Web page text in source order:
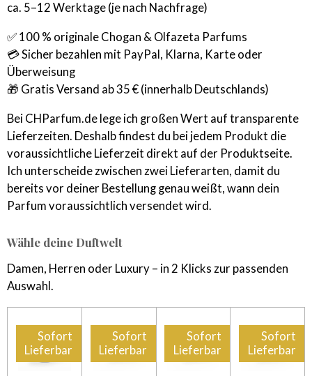
ca. 5–12 Werktage (je nach Nachfrage)
✅ 100 % originale Chogan & Olfazeta Parfums
💳 Sicher bezahlen mit PayPal, Klarna, Karte oder
Überweisung
🎁 Gratis Versand ab 35 € (innerhalb Deutschlands)
Bei CHParfum.de lege ich großen Wert auf transparente
Lieferzeiten. Deshalb findest du bei jedem Produkt die
voraussichtliche Lieferzeit direkt auf der Produktseite.
Ich unterscheide zwischen zwei Lieferarten, damit du
bereits vor deiner Bestellung genau weißt, wann dein
Parfum voraussichtlich versendet wird.
Wähle deine Duftwelt
Damen, Herren oder Luxury – in 2 Klicks zur passenden
Auswahl.
Sofort
Lieferbar
Sofort
Lieferbar
Sofort
Lieferbar
Sofort
Lieferbar